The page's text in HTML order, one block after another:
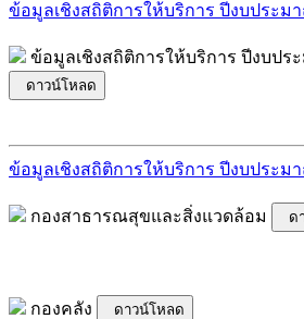
ข้อมูลเชิงสถิติการให้บริการ ปีงบประม
ข้อมูลเชิงสถิติการให้บริการ ปีงบปร
ดาวน์โหลด
ข้อมูลเชิงสถิติการให้บริการ ปีงบประม
กองสาธารณสุขและสิ่งแวดล้อม ด
กองคลัง ดาวน์โหลด